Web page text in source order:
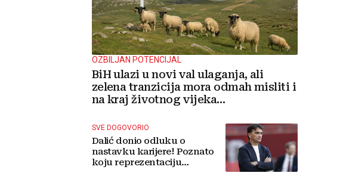
OZBILJAN POTENCIJAL
BiH ulazi u novi val ulaganja, ali
zelena tranzicija mora odmah misliti i
na kraj životnog vijeka
SVE DOGOVORIO
Dalić donio odluku o
nastavku karijere! Poznato
koju reprezentaciju